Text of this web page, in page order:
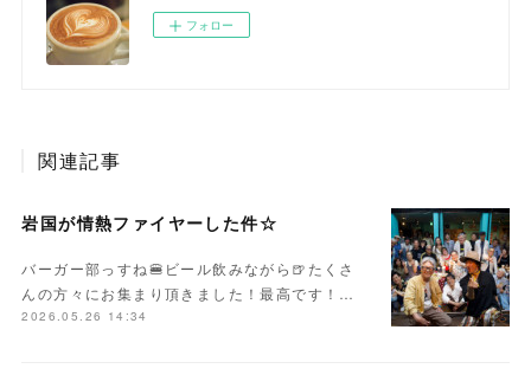
フォロー
関連記事
岩国が情熱ファイヤーした件☆
バーガー部っすね🍔ビール飲みながら🍺たくさ
んの方々にお集まり頂きました！最高です！…
2026.05.26 14:34